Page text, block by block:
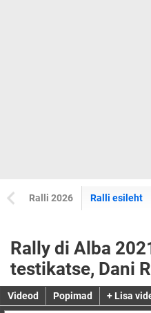
Ralli 2026 Ralli esileht
Rally di Alba
testikatse, Dani
Videod Popimad + Lisa